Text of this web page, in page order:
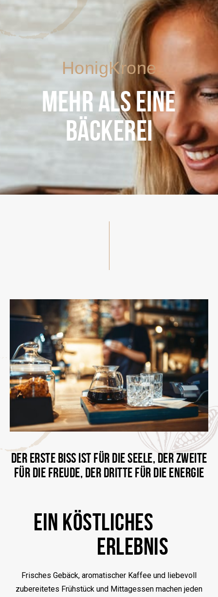
HonigKrone
MEHR ALS EINE
BÄCKEREI
DER ERSTE BISS IST FÜR DIE SEELE, DER ZWEITE
FÜR DIE FREUDE, DER DRITTE FÜR DIE ENERGIE
EIN KÖSTLICHES
ERLEBNIS
Frisches Gebäck, aromatischer Kaffee und liebevoll
zubereitetes Frühstück und Mittagessen machen jeden